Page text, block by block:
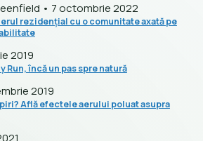
• 7 octombrie 2022
rezidențial cu o comunitate axată pe
2019
Run, încă un pas spre natură
2019
Află efectele aerului poluat asupra